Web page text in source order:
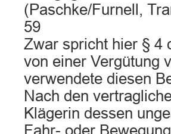
(Paschke/Furnell,
59
Zwar spricht hier § 4
von einer Vergütung
verwendete diesen
Nach den
Klägerin dessen
Fahr- oder